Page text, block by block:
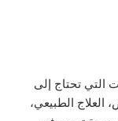
التي تحتاج إلى
العلاج الطبيعي،